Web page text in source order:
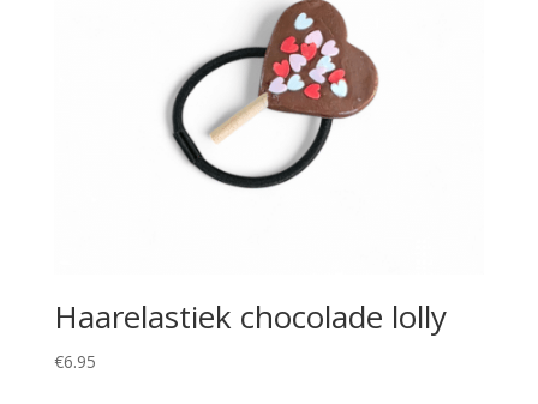
Haarelastiek chocolade lolly
€6.95